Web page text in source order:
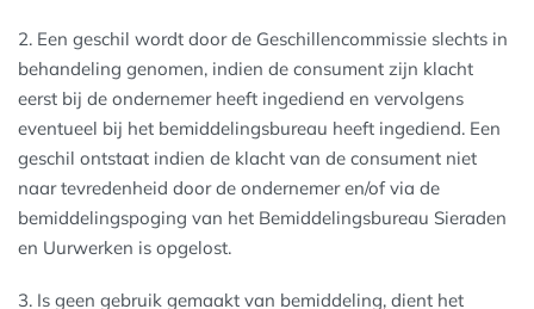
2. Een geschil wordt door de Geschillencommissie slechts in
behandeling genomen, indien de consument zijn klacht
eerst bij de ondernemer heeft ingediend en vervolgens
eventueel bij het bemiddelingsbureau heeft ingediend. Een
geschil ontstaat indien de klacht van de consument niet
naar tevredenheid door de ondernemer en/of via de
bemiddelingspoging van het Bemiddelingsbureau Sieraden
en Uurwerken is opgelost.
3. Is geen gebruik gemaakt van bemiddeling, dient het